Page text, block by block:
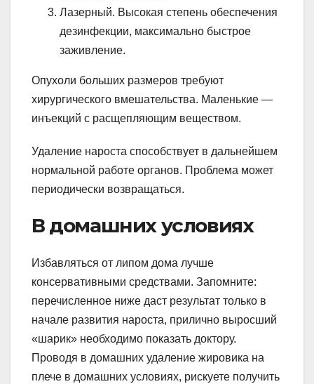
Лазерный. Высокая степень обеспечения
дезинфекции, максимально быстрое
заживление.
Опухоли больших размеров требуют
хирургического вмешательства. Маленькие —
инъекций с расщепляющим веществом.
Удаление нароста способствует в дальнейшем
нормальной работе органов. Проблема может
периодически возвращаться.
В домашних условиях
Избавляться от липом дома лучше
консервативными средствами. Запомните:
перечисленное ниже даст результат только в
начале развития нароста, прилично выросший
«шарик» необходимо показать доктору.
Проводя в домашних удаление жировика на
плече в домашних условиях, рискуете получить